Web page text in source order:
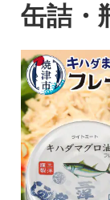
缶詰・